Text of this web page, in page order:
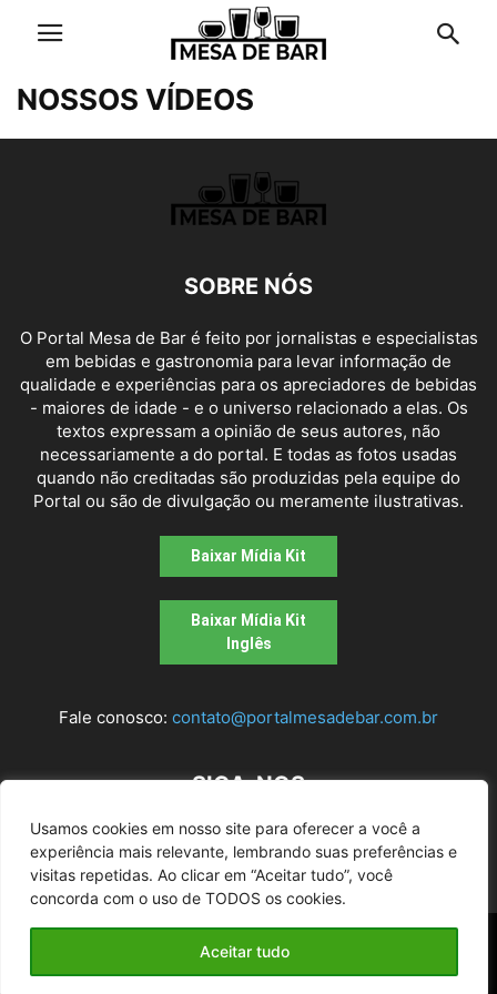
Usamos cookies em nosso site para oferecer a você a
experiência mais relevante, lembrando suas preferências e
visitas repetidas. Ao clicar em “Aceitar tudo”, você
concorda com o uso de TODOS os cookies.
Aceitar tudo
NOSSOS VÍDEOS
SOBRE NÓS
O Portal Mesa de Bar é feito por jornalistas e especialistas
em bebidas e gastronomia para levar informação de
qualidade e experiências para os apreciadores de bebidas
- maiores de idade - e o universo relacionado a elas. Os
textos expressam a opinião de seus autores, não
necessariamente a do portal. E todas as fotos usadas
quando não creditadas são produzidas pela equipe do
Portal ou são de divulgação ou meramente ilustrativas.
Baixar Mídia Kit
Baixar Mídia Kit
Inglês
Fale conosco: contato@portalmesadebar.com.br
SIGA-NOS
Mesa de bar | Todos os Direitos Reservados |